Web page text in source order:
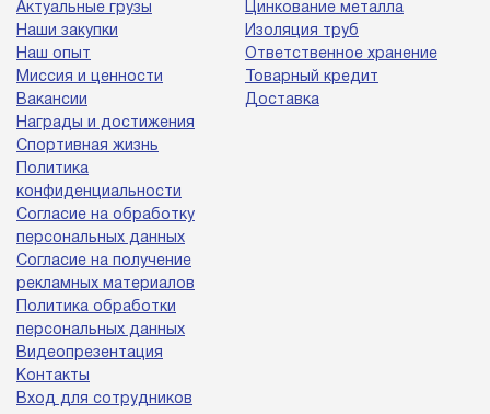
Актуальные грузы
Наши закупки
Наш опыт
Миссия и ценности
Вакансии
Награды и достижения
Спортивная жизнь
Политика
конфиденциальности
Согласие на обработку
персональных данных
Согласие на получение
рекламных материалов
Политика обработки
персональных данных
Видеопрезентация
Контакты
Вход для сотрудников
Цинкование металла
Изоляция труб
Ответственное хранение
Товарный кредит
Доставка